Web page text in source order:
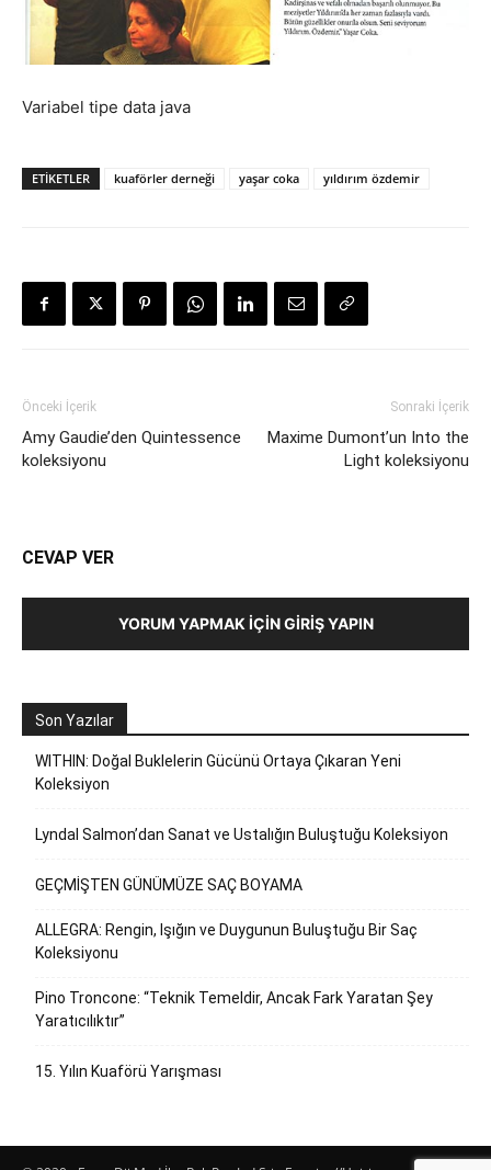
Variabel tipe data java
ETIKETLER kuaförler derneği yaşar coka yıldırım özdemir
Önceki İçerik
Amy Gaudie’den Quintessence
koleksiyonu
Sonraki İçerik
Maxime Dumont’un Into the
Light koleksiyonu
CEVAP VER
YORUM YAPMAK İÇIN GIRIŞ YAPIN
Son Yazılar
WITHIN: Doğal Buklelerin Gücünü Ortaya Çıkaran Yeni
Koleksiyon
Lyndal Salmon’dan Sanat ve Ustalığın Buluştuğu Koleksiyon
GEÇMİŞTEN GÜNÜMÜZE SAÇ BOYAMA
ALLEGRA: Rengin, Işığın ve Duygunun Buluştuğu Bir Saç
Koleksiyonu
Pino Troncone: “Teknik Temeldir, Ancak Fark Yaratan Şey
Yaratıcılıktır”
15. Yılın Kuaförü Yarışması